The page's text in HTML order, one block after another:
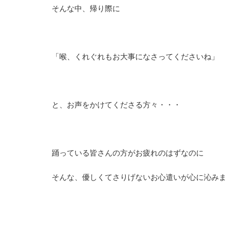
そんな中、帰り際に
「喉、くれぐれもお大事になさってくださいね」
と、お声をかけてくださる方々・・・
踊っている皆さんの方がお疲れのはずなのに
そんな、優しくてさりげないお心遣いが心に沁み